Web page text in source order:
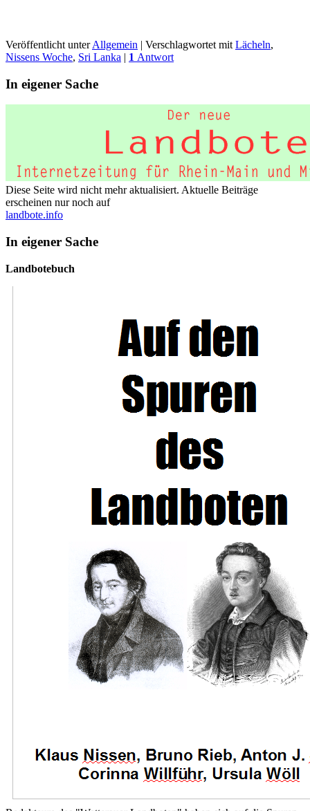
Veröffentlicht unter Allgemein | Verschlagwortet mit Lächeln,
Nissens Woche, Sri Lanka | 1 Antwort
In eigener Sache
Diese Seite wird nicht mehr aktualisiert. Aktuelle Beiträge
erscheinen nur noch auf
landbote.info
In eigener Sache
Landbotebuch